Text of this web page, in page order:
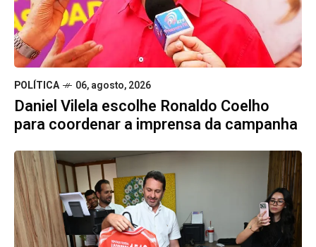
POLÍTICA 06, agosto, 2026
Daniel Vilela escolhe Ronaldo Coelho
para coordenar a imprensa da campanha